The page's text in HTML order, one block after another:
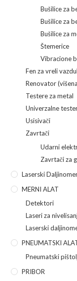
Bušilice za
Bušilice za
Bušilice za
Štemerice
Vibracione
Fen za vreli
Renovator
Testere za metal
Univerzalne
Usisivači
Zavrtači
Udarni
Zavrtači za
Laserski
MERNI ALAT
Detektori
Laseri za
Laserski
PNEUMATSKI
Pneumatski
PRIBOR